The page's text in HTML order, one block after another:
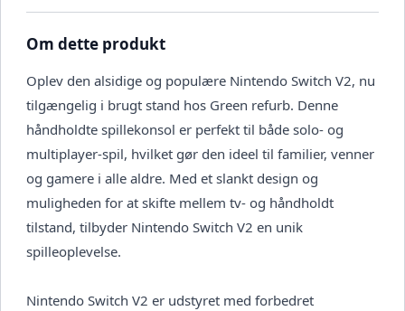
Om dette produkt
Oplev den alsidige og populære Nintendo Switch V2, nu
tilgængelig i brugt stand hos Green refurb. Denne
håndholdte spillekonsol er perfekt til både solo- og
multiplayer-spil, hvilket gør den ideel til familier, venner
og gamere i alle aldre. Med et slankt design og
muligheden for at skifte mellem tv- og håndholdt
tilstand, tilbyder Nintendo Switch V2 en unik
spilleoplevelse.
Nintendo Switch V2 er udstyret med forbedret